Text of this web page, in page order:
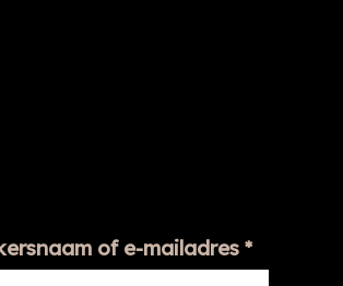
of e-mailadres *Vereist